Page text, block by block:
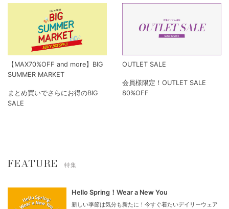
【MAX70%OFF and more】BIG
SUMMER MARKET
まとめ買いでさらにお得のBIG
SALE
OUTLET SALE
会員様限定！OUTLET SALE
80%OFF
FEATURE 特集
Hello Spring！Wear a New You
新しい季節は気分も新たに！今すぐ着たいデイリーウェア